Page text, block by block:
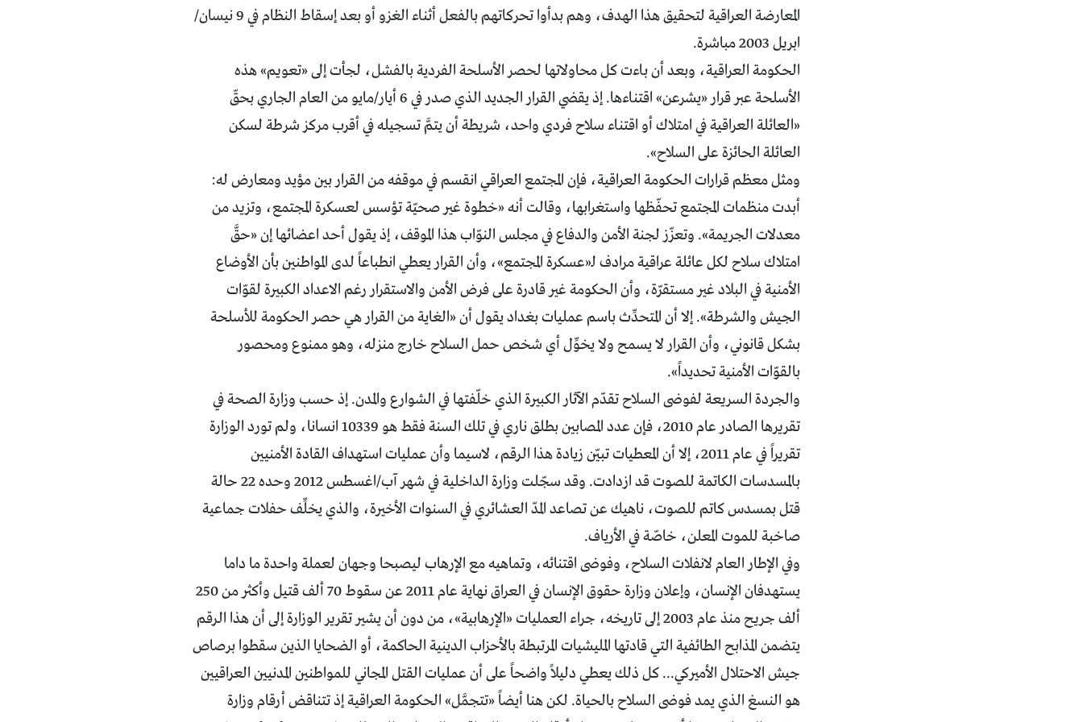
المعارضة العراقية لتحقيق هذا الهدف، وهم بدأوا تحركاتهم بالفعل أثناء الغزو أو بعد إسقاط النظام في 9 نيسان/
ابريل 2003 مباشرة.
الحكومة العراقية، وبعد أن باءت كل محاولاتها لحصر الأسلحة الفردية بالفشل، لجأت إلى «تعويم» هذه
الأسلحة عبر قرار «يشرعن» اقتناءها. إذ يقضي القرار الجديد الذي صدر في 6 أيار/مايو من العام الجاري بحقّ
«العائلة العراقية في امتلاك أو اقتناء سلاح فردي واحد، شريطة أن يتمَّ تسجيله في أقرب مركز شرطة لسكن
العائلة الحائزة على السلاح».
ومثل معظم قرارات الحكومة العراقية، فإن المجتمع العراقي انقسم في موقفه من القرار بين مؤيد ومعارض له:
أبدت منظمات المجتمع تحفّظها واستغرابها، وقالت أنه «خطوة غير صحيّة تؤسس لعسكرة المجتمع، وتزيد من
معدلات الجريمة». وتعزّز لجنة الأمن والدفاع في مجلس النوّاب هذا الموقف، إذ يقول أحد اعضائها إن «حقَّ
امتلاك سلاح لكل عائلة عراقية مرادف لـ«عسكرة المجتمع»، وأن القرار يعطي انطباعاً لدى المواطنين بأن الأوضاع
الأمنية في البلاد غير مستقرّة، وأن الحكومة غير قادرة على فرض الأمن والاستقرار رغم الاعداد الكبيرة لقوّات
الجيش والشرطة». إلا أن المتحدِّث باسم عمليات بغداد يقول أن «الغاية من القرار هي حصر الحكومة للأسلحة
بشكل قانوني، وأن القرار لا يسمح ولا يخوِّل أي شخص حمل السلاح خارج منزله، وهو ممنوع ومحصور
بالقوّات الأمنية تحديداً».
والجردة السريعة لفوضى السلاح تقدّم الآثار الكبيرة الذي خلّفتها في الشوارع والمدن. إذ حسب وزارة الصحة في
تقريرها الصادر عام 2010، فإن عدد المصابين بطلق ناري في تلك السنة فقط هو 10339 انسانا، ولم تورد الوزارة
تقريراً في عام 2011، إلا أن المعطيات تبيّن زيادة هذا الرقم، لاسيما وأن عمليات استهداف القادة الأمنيين
بالمسدسات الكاتمة للصوت قد ازدادت. وقد سجّلت وزارة الداخلية في شهر آب/اغسطس 2012 وحده 22 حالة
قتل بمسدس كاتم للصوت، ناهيك عن تصاعد المدّ العشائري في السنوات الأخيرة، والذي يخلِّف حفلات جماعية
صاخبة للموت المعلن، خاصّة في الأرياف.
وفي الإطار العام لانفلات السلاح، وفوضى اقتنائه، وتماهيه مع الإرهاب ليصبحا وجهان لعملة واحدة ما داما
يستهدفان الإنسان، وإعلان وزارة حقوق الإنسان في العراق نهاية عام 2011 عن سقوط 70 ألف قتيل وأكثر من 250
ألف جريح منذ عام 2003 إلى تاريخه، جراء العمليات «الإرهابية»، من دون أن يشير تقرير الوزارة إلى أن هذا الرقم
يتضمن المذابح الطائفية التي قادتها المليشيات المرتبطة بالأحزاب الدينية الحاكمة، أو الضحايا الذين سقطوا برصاص
جيش الاحتلال الأميركي... كل ذلك يعطي دليلاً واضحاً على أن عمليات القتل المجاني للمواطنين المدنيين العراقيين
هو النسغ الذي يمد فوضى السلاح بالحياة. لكن هنا أيضاً «تتجمَّل» الحكومة العراقية إذ تتناقض أرقام وزارة